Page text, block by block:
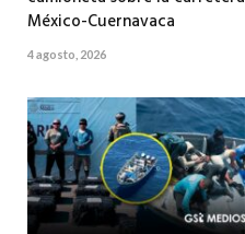
México-Cuernavaca
4 agosto, 2026